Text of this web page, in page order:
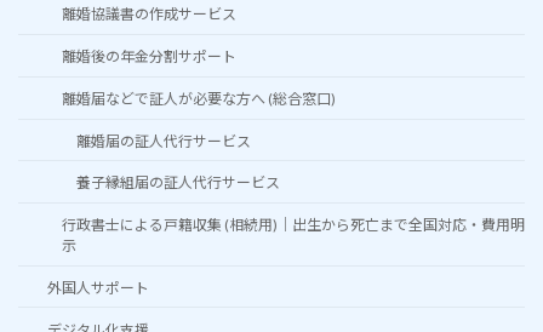
離婚協議書の作成サービス
離婚後の年金分割サポート
離婚届などで証人が必要な方へ (総合窓口)
離婚届の証人代行サービス
養子縁組届の証人代行サービス
行政書士による戸籍収集 (相続用)｜出生から死亡まで全国対応・費用明
示
外国人サポート